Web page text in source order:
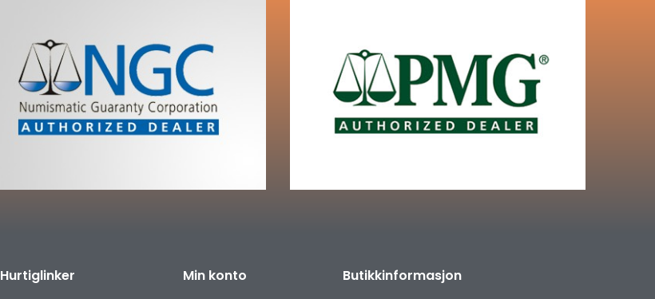
Hurtiglinker Min konto Butikkinformasjon